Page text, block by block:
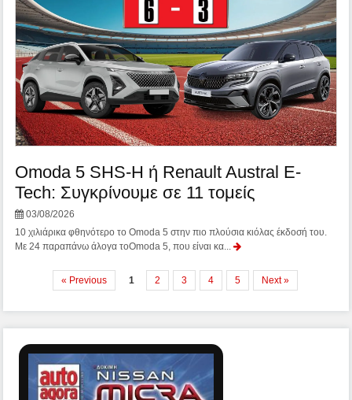
Omoda 5 SHS-H ή Renault Austral E-
Tech: Συγκρίνουμε σε 11 τομείς
03/08/2026
10 χιλιάρικα φθηνότερο το Omoda 5 στην πιο πλούσια κιόλας έκδοσή του.
Με 24 παραπάνω άλογα τοOmoda 5, που είναι κα...
« Previous 1 2 3 4 5 Next »